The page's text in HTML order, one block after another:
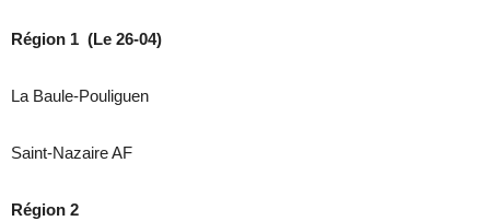
Région 1 (Le 26-04)
La Baule-Pouliguen
Saint-Nazaire AF
Région 2